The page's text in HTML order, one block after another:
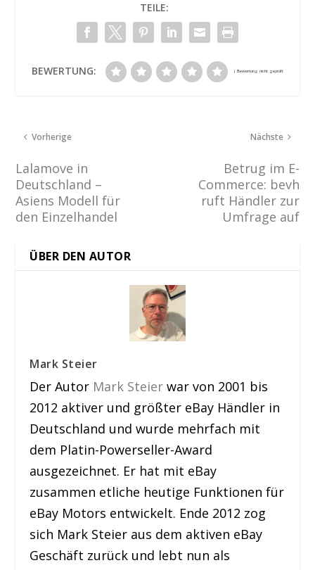
TEILE:
BEWERTUNG:
Vorherige
Lalamove in
Deutschland –
Asiens Modell für
den Einzelhandel
Nächste
Betrug im E-
Commerce: bevh
ruft Händler zur
Umfrage auf
ÜBER DEN AUTOR
Mark Steier
Der Autor Mark Steier war von 2001 bis
2012 aktiver und größter eBay Händler in
Deutschland und wurde mehrfach mit
dem Platin-Powerseller-Award
ausgezeichnet. Er hat mit eBay
zusammen etliche heutige Funktionen für
eBay Motors entwickelt. Ende 2012 zog
sich Mark Steier aus dem aktiven eBay
Geschäft zurück und lebt nun als